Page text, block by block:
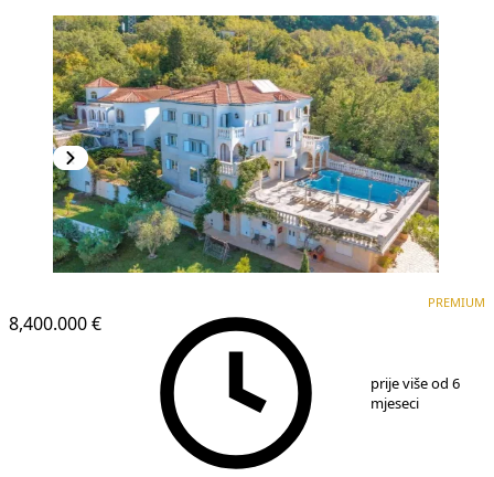
8,400.000 €
PREMIUM
prije više od 6
mjeseci